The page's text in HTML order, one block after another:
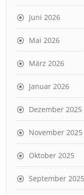
Juni 2026
Mai 2026
März 2026
Januar 2026
Dezember 2025
November 2025
Oktober 2025
September 2025